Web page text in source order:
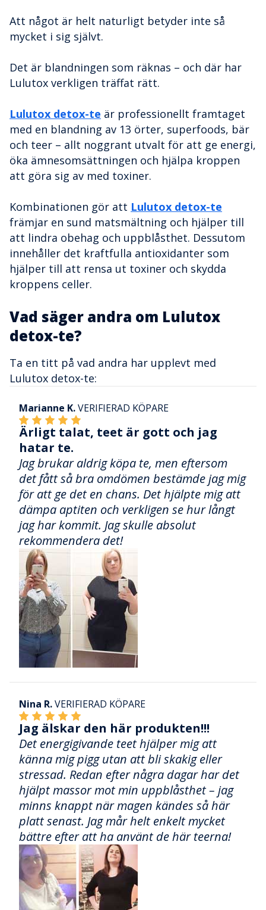
Att något är helt naturligt betyder inte så
mycket i sig självt.
Det är blandningen som räknas – och där har
Lulutox verkligen träffat rätt.
Lulutox detox-te är professionellt framtaget
med en blandning av 13 örter, superfoods, bär
och teer – allt noggrant utvalt för att ge energi,
öka ämnesomsättningen och hjälpa kroppen
att göra sig av med toxiner.
Kombinationen gör att Lulutox detox-te
främjar en sund matsmältning och hjälper till
att lindra obehag och uppblåsthet. Dessutom
innehåller det kraftfulla antioxidanter som
hjälper till att rensa ut toxiner och skydda
kroppens celler.
Vad säger andra om Lulutox
detox-te?
Ta en titt på vad andra har upplevt med
Lulutox detox-te:
Marianne K.VERIFIERAD KÖPARE
Ärligt talat, teet är gott och jag
hatar te.
Jag brukar aldrig köpa te, men eftersom
det fått så bra omdömen bestämde jag mig
för att ge det en chans. Det hjälpte mig att
dämpa aptiten och verkligen se hur långt
jag har kommit. Jag skulle absolut
rekommendera det!
Nina R.VERIFIERAD KÖPARE
Jag älskar den här produkten!!!
Det energigivande teet hjälper mig att
känna mig pigg utan att bli skakig eller
stressad. Redan efter några dagar har det
hjälpt massor mot min uppblåsthet – jag
minns knappt när magen kändes så här
platt senast. Jag mår helt enkelt mycket
bättre efter att ha använt de här teerna!